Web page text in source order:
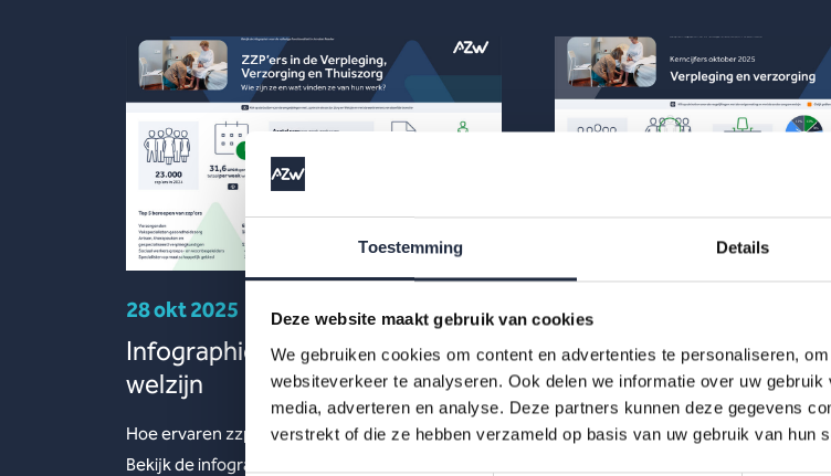
Toestemming Details
Deze website maakt gebruik van cookies
We gebruiken cookies om content en advertenties te personaliseren,
websiteverkeer te analyseren. Ook delen we informatie over uw
media, adverteren en analyse. Deze partners kunnen deze gegevens
verstrekt of die ze hebben verzameld op basis van uw gebruik van hun
28 okt 2025
Infographic: zzp’ers in zorg en
welzijn
Hoe ervaren zzp’ers het werken in de VVT?
Bekijk de infographic met kerncijfers 2025.
28 okt 2025
Werknemers- en
werkgeversenquête 2e
2025 – Verpleging,
thuiszorg